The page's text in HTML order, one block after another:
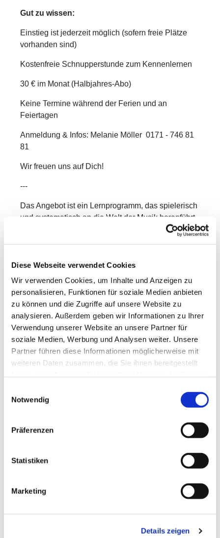
Diese Webseite verwendet Cookies
Wir verwenden Cookies, um Inhalte und Anzeigen zu
personalisieren, Funktionen für soziale Medien anbieten
zu können und die Zugriffe auf unsere Website zu
analysieren. Außerdem geben wir Informationen zu Ihrer
Verwendung unserer Website an unsere Partner für
soziale Medien, Werbung und Analysen weiter. Unsere
Partner führen diese Informationen möglicherweise mit
weiteren Daten zusammen, die Sie ihnen bereitgestellt
Notwendig
Präferenzen
Statistiken
Marketing
Details zeigen
Gut zu wissen:
Einstieg ist jederzeit möglich (sofern freie Plätze
vorhanden sind)
Kostenfreie Schnupperstunde zum Kennenlernen
30 € im Monat (Halbjahres-Abo)
Keine Termine während der Ferien und an
Feiertagen
Anmeldung & Infos: Melanie Möller 0171 - 746 81
81
Wir freuen uns auf Dich!
---
Das Angebot ist ein Lernprogramm, das spielerisch
und systematisch an die Welt der Musik heranführt.
In Kleingruppen entdecken die Kinder mit Freude
Bewegung & Tanz
Musikhören
Rhythmik
Grundlagen der Musiklehre
Neben musikalischem Wissen wachsen auch
Lernbereitschaft, Fantasie, Wahrnehmung und
Musik öffnet Herzen – und fördert Kinder in ihrer